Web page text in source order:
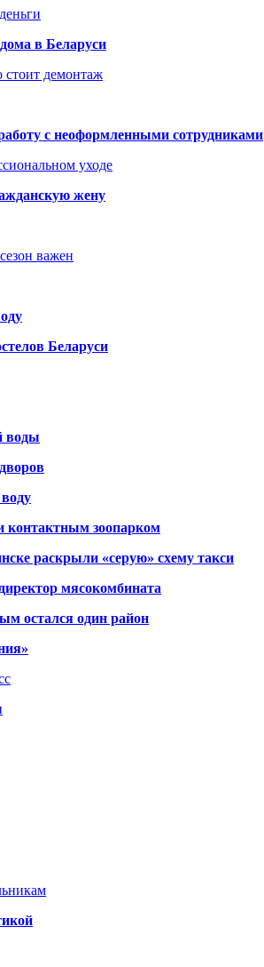
в Беларуси
стоит демонтаж
с неоформленными сотрудниками
уходе
жену
важен
Беларуси
воды
контактным зоопарком
раскрыли «серую» схему такси
мясокомбината
остался один район